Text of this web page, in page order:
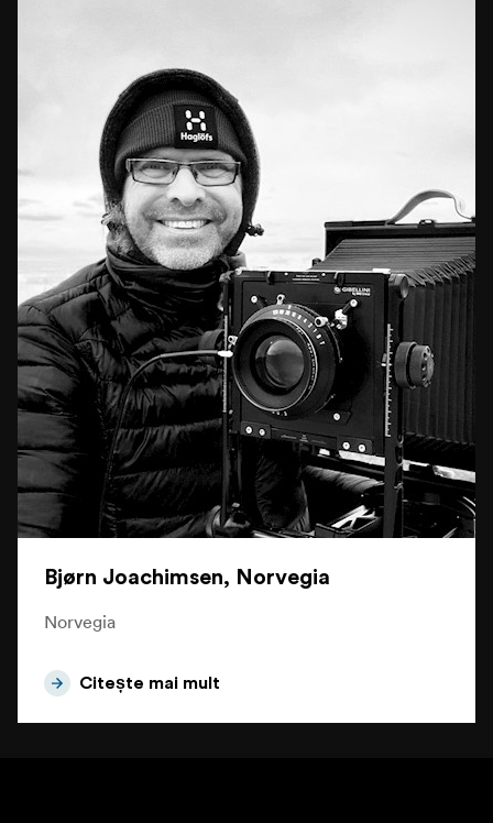
Bjørn Joachimsen, Norvegia
Norvegia
Citește mai mult